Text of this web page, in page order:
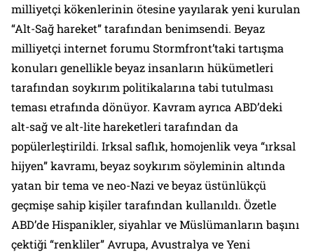
milliyetçi kökenlerinin ötesine yayılarak yeni kurulan
“Alt-Sağ hareket” tarafından benimsendi. Beyaz
milliyetçi internet forumu Stormfront’taki tartışma
konuları genellikle beyaz insanların hükümetleri
tarafından soykırım politikalarına tabi tutulması
teması etrafında dönüyor. Kavram ayrıca ABD’deki
alt-sağ ve alt-lite hareketleri tarafından da
popülerleştirildi. Irksal saflık, homojenlik veya “ırksal
hijyen” kavramı, beyaz soykırım söyleminin altında
yatan bir tema ve neo-Nazi ve beyaz üstünlükçü
geçmişe sahip kişiler tarafından kullanıldı. Özetle
ABD’de Hispanikler, siyahlar ve Müslümanların başını
çektiği “renkliler” Avrupa, Avustralya ve Yeni